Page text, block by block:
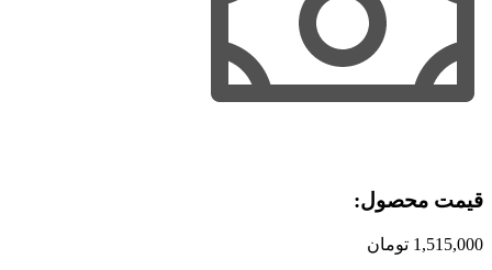
قیمت محصول:​
1,515,000 تومان